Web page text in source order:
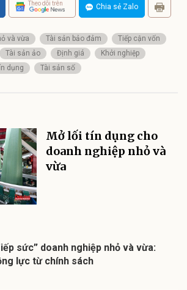
Theo dõi trên Chia sẻ Zalo
và vừa Tài sản bảo đảm
Tiếp cận vốn
Tài sản ảo Định giá
Khởi nghiệp
dụng Tài sản số
Mở lối tín dụng cho
doanh nghiệp nhỏ và
vừa
sức” doanh nghiệp nhỏ và vừa:
lực từ chính sách